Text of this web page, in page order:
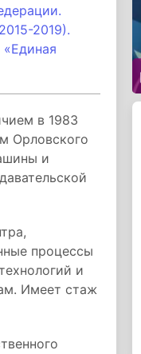
2019).
в 1983
Орловского
и
процессы
и
Имеет стаж